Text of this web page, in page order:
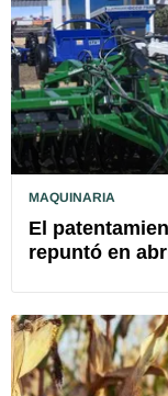
MAQUINARIA
El
repuntó en